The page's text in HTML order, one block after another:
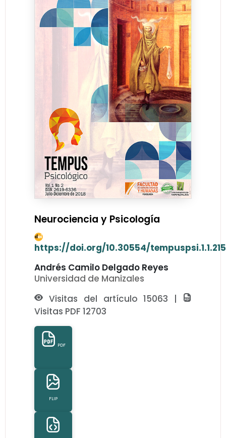
Neurociencia y Psicología
https://doi.org/10.30554/
Andrés Camilo Delgado Reyes
Universidad de Manizales
Visitas del artículo 15063 |
Visitas PDF 12703
PDF
FLIP